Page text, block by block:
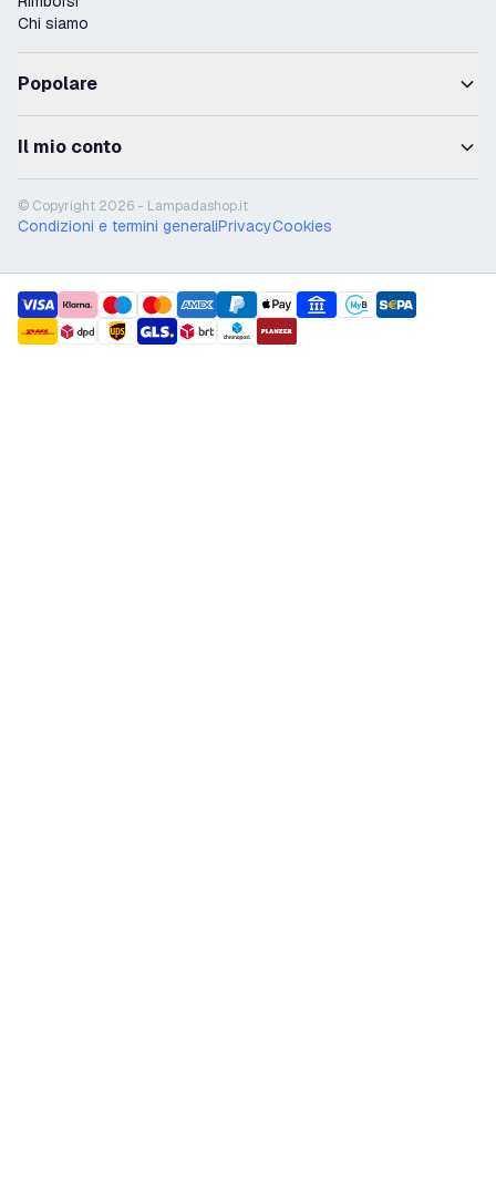
Chi siamo
Popolare
Il mio conto
© Copyright 2026 - Lampadashop.it
Condizioni e termini generaliPrivacyCookies
payment methods
shipment methods